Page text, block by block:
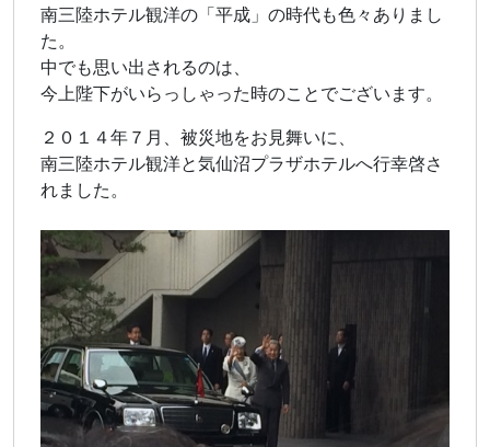
南三陸ホテル観洋の「平成」の時代も色々ありまし
た。
中でも思い出されるのは、
今上陛下がいらっしゃった時のことでございます。
２０１４年７月、被災地をお見舞いに、
南三陸ホテル観洋と気仙沼プラザホテルへ行幸啓さ
れました。